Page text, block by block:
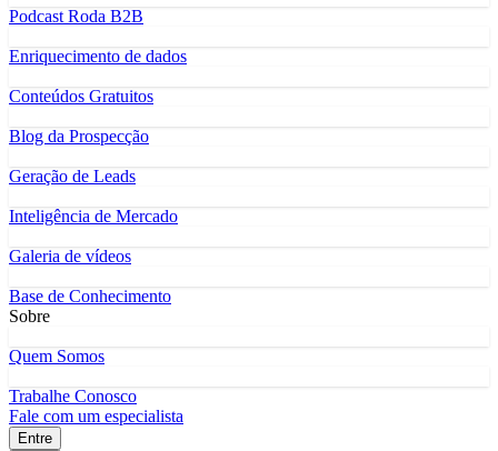
Podcast Roda B2B
Enriquecimento de dados
Conteúdos Gratuitos
Blog da Prospecção
Geração de Leads
Inteligência de Mercado
Galeria de vídeos
Base de Conhecimento
Sobre
Quem Somos
Trabalhe Conosco
Fale com um especialista
Entre